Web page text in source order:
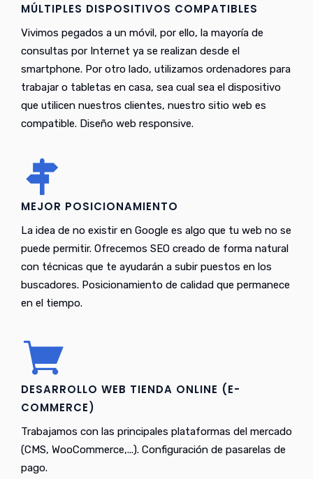
MÚLTIPLES DISPOSITIVOS COMPATIBLES
Vivimos pegados a un móvil, por ello, la mayoría de
consultas por Internet ya se realizan desde el
smartphone. Por otro lado, utilizamos ordenadores para
trabajar o tabletas en casa, sea cual sea el dispositivo
que utilicen nuestros clientes, nuestro sitio web es
compatible. Diseño web responsive.
MEJOR POSICIONAMIENTO
La idea de no existir en Google es algo que tu web no se
puede permitir. Ofrecemos SEO creado de forma natural
con técnicas que te ayudarán a subir puestos en los
buscadores. Posicionamiento de calidad que permanece
en el tiempo.
DESARROLLO WEB TIENDA ONLINE (E-
COMMERCE)
Trabajamos con las principales plataformas del mercado
(CMS, WooCommerce,...). Configuración de pasarelas de
pago.